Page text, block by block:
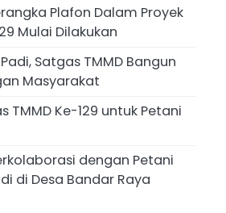
Plafon Dalam Proyek
Mulai Dilakukan
Satgas TMMD Bangun
Masyarakat
TMMD Ke-129 untuk Petani
dengan Petani
di Desa Bandar Raya